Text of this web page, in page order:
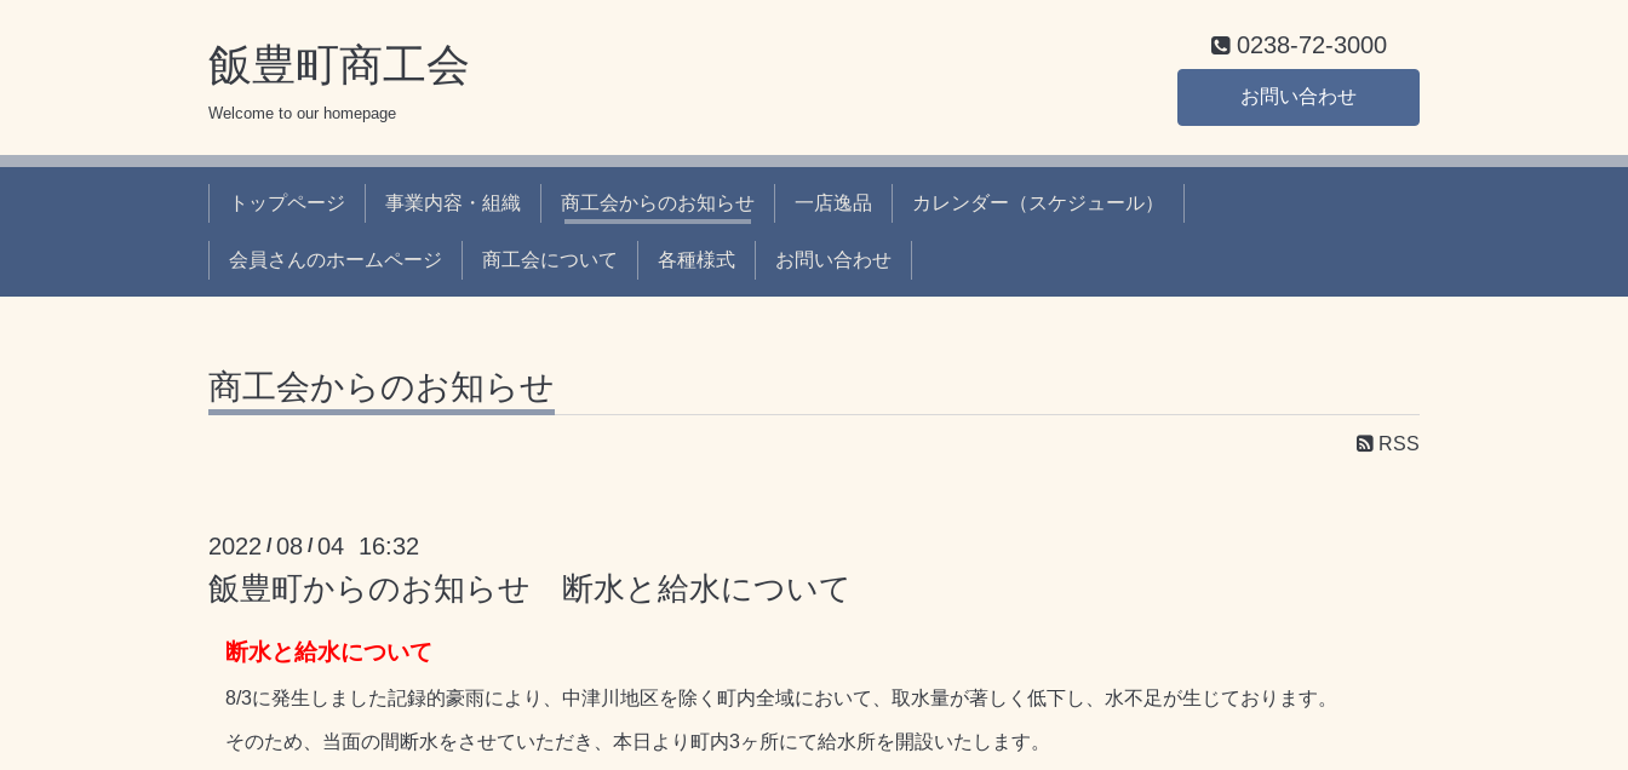
飯豊町商工会
Welcome to our homepage
0238-72-3000
お問い合わせ
トップページ 事業内容・組織 商工会からのお知らせ 一店逸品 カレンダー（スケジュール）
会員さんのホームページ 商工会について 各種様式 お問い合わせ
商工会からのお知らせ
RSS
2022 /08 /04 16:32
飯豊町からのお知らせ 断水と給水について
断水と給水について
8/3に発生しました記録的豪雨により、中津川地区を除く町内全域において、取水量が著しく低下し、水不足が生じております。
そのため、当面の間断水をさせていただき、本日より町内3ヶ所にて給水所を開設いたします。